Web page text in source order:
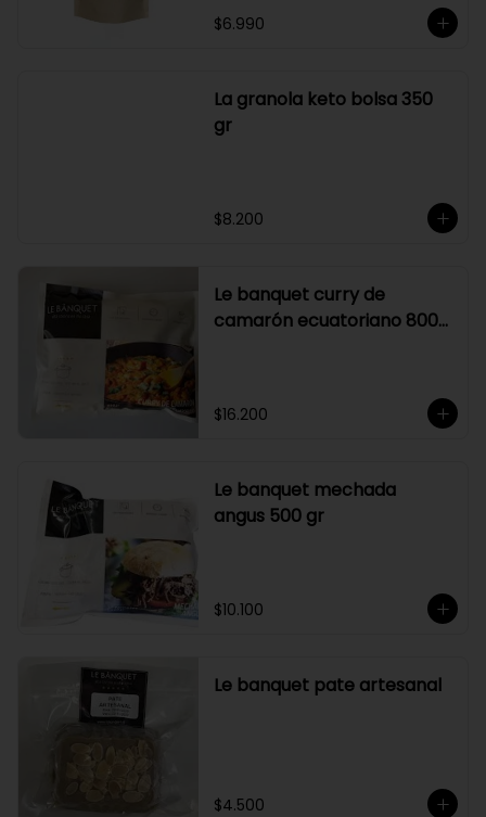
$6.990
La granola keto bolsa 350
gr
$8.200
Le banquet curry de
camarón ecuatoriano 800
$16.200
Le banquet mechada
angus 500 gr
$10.100
Le banquet pate artesanal
$4.500